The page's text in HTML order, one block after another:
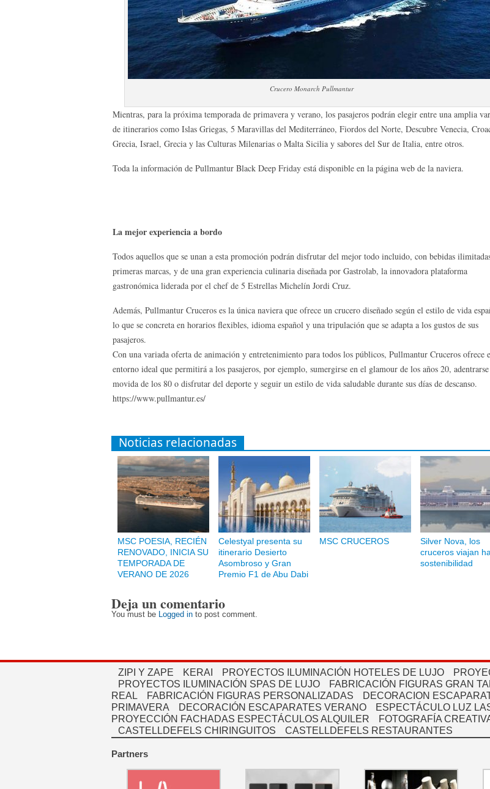
Crucero Monarch Pullmantur
Mientras, para la próxima temporada de primavera y verano, los pasajeros podrán elegir entre una amplia
de itinerarios como Islas Griegas, 5 Maravillas del Mediterráneo, Fiordos del Norte, Descubre Venecia,
Grecia, Israel, Grecia y las Culturas Milenarias o Malta Sicilia y sabores del Sur de Italia, entre otros.
Toda la información de Pullmantur Black Deep Friday está disponible en la página web de la naviera.
La mejor experiencia a bordo
Todos aquellos que se unan a esta promoción podrán disfrutar del mejor todo incluido, con bebidas
primeras marcas, y de una gran experiencia culinaria diseñada por Gastrolab, la innovadora plataforma
gastronómica liderada por el chef de 5 Estrellas Michelín Jordi Cruz.
Además, Pullmantur Cruceros es la única naviera que ofrece un crucero diseñado según el estilo de vida
lo que se concreta en horarios flexibles, idioma español y una tripulación que se adapta a los gustos de sus
pasajeros.
Con una variada oferta de animación y entretenimiento para todos los públicos, Pullmantur Cruceros ofrece
entorno ideal que permitirá a los pasajeros, por ejemplo, sumergirse en el glamour de los años 20,
movida de los 80 o disfrutar del deporte y seguir un estilo de vida saludable durante sus días de descanso.
https://www.pullmantur.es/
Noticias relacionadas
MSC POESIA, RECIÉN
RENOVADO, INICIA SU
TEMPORADA DE
VERANO DE 2026
Celestyal presenta su
itinerario Desierto
Asombroso y Gran
Premio F1 de Abu Dabi
MSC CRUCEROS
Silver Nova, los
cruceros viajan
sostenibilidad
Deja un comentario
You must be Logged in to post comment.
ZIPI Y ZAPE KERAI PROYECTOS ILUMINACIÓN HOTELES DE LUJO
PROYECTOS ILUMINACIÓN SPAS DE LUJO
FABRICACIÓN FIGURAS GRAN
REAL
FABRICACIÓN FIGURAS PERSONALIZADAS DECORACION
PRIMAVERA
DECORACIÓN ESCAPARATES VERANO ESPECTÁCULO LUZ
PROYECCIÓN FACHADAS ESPECTÁCULOS ALQUILER
FOTOGRAFÍA
CASTELLDEFELS CHIRINGUITOS
CASTELLDEFELS RESTAURANTES
Partners